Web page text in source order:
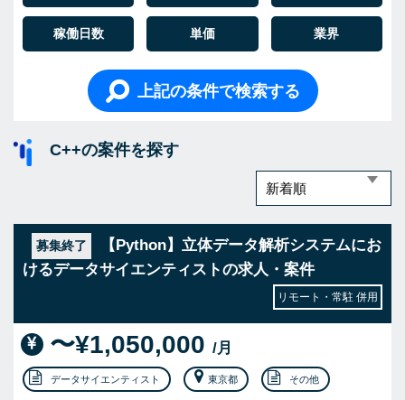
稼働日数 単価 業界
上記の条件で検索する
C++の案件を探す
募集終了
【Python】立体データ解析システムにお
けるデータサイエンティストの求人・案件
リモート・常駐 併用
〜¥1,050,000 /月
データサイエンティスト 東京都 その他